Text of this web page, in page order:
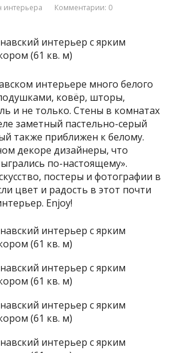
интерьера Комментарии: 0
интерьере много белого
ковёр, шторы,
и не только. Стены в комнатах
заметный пастельно-серый
также приближен к белому.
декоре дизайнеры, что
по-настоящему».
постеры и фотографии в
цвет и радость в этот почти
Enjoy!